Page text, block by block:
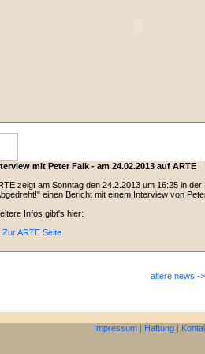
mit Peter Falk - am 24.02.2013 auf ARTE
zeigt am Sonntag den 24.2.2013 um 16:25 in der
einen Bericht mit einem Interview von
Infos gibt's hier:
Zur ARTE Seite
ältere news ->
Impressum | Haftung |